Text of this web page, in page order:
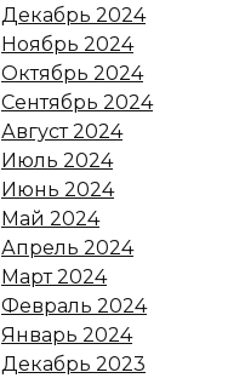
Декабрь 2024
Ноябрь 2024
Октябрь 2024
Сентябрь 2024
Август 2024
Июль 2024
Июнь 2024
Май 2024
Апрель 2024
Март 2024
Февраль 2024
Январь 2024
Декабрь 2023